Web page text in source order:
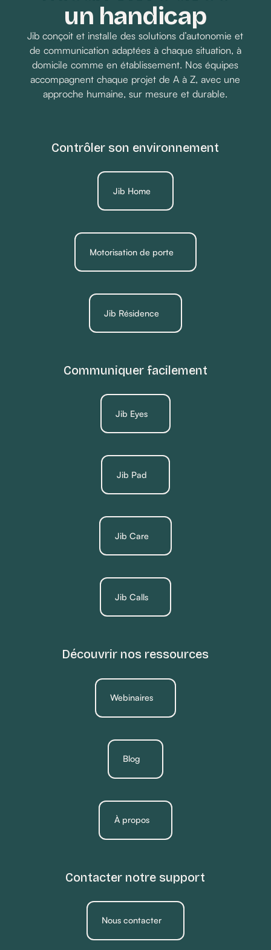
un handicap
Jib conçoit et installe des solutions d’autonomie et
de communication adaptées à chaque situation, à
domicile comme en établissement. Nos équipes
accompagnent chaque projet de A à Z, avec une
approche humaine, sur mesure et durable.
Contrôler son environnement
Jib Home
Motorisation de porte
Jib Résidence
Communiquer facilement
Jib Eyes
Jib Pad
Jib Care
Jib Calls
Découvrir nos ressources
Webinaires
Blog
À propos
Contacter notre support
Nous contacter